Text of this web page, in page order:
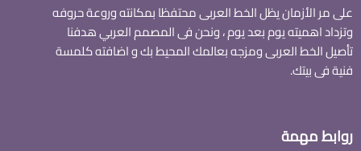
على مر الأزمان يظل الخط العربى محتفظا بمكانته وروعة حروفه
وتزداد اهميته يوم بعد يوم ، ونحن فى المصمم العربي هدفنا
تأصيل الخط العربى ومزجه بعالمك المحيط بك و اضافته كلمسة
فنية فى بيتك.
روابط مهمة